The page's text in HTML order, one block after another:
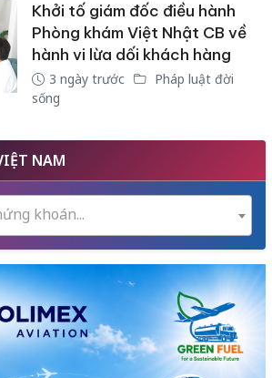
Khởi tố giám đốc điều hành
Phòng khám Việt Nhật CB về
hành vi lừa dối khách hàng
3 ngày trước
Pháp luật đời
sống
NAM
khoán...